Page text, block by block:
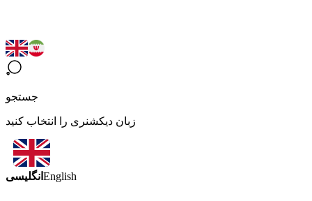
جستجو
زبان دیکشنری را انتخاب کنید
انگلیسی English